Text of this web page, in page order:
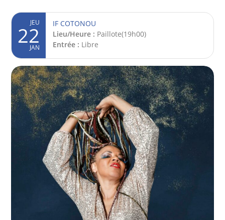
JEU
22
JAN
IF COTONOU
Lieu/Heure : Paillote(19h00)
Entrée : Libre